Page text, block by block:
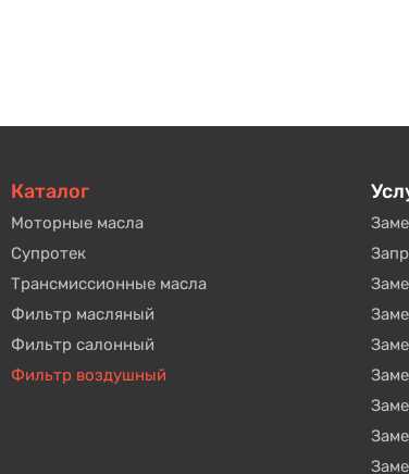
Каталог
Моторные масла
Супротек
Трансмиссионные масла
Фильтр масляный
Фильтр салонный
Фильтр воздушный